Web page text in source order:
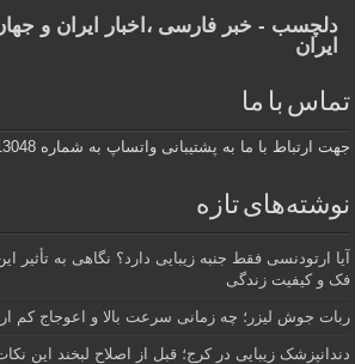
دلچسب - خبر فارسی ،اخبار ایران و جهان
ایران
تماس با ما
جهت ارتباط با ما به پشتیبانی واتساپ به شماره 09056213048 در ارتباط باشید
نوشته‌های تازه
آیا ارتودنسی فقط جنبه زیبایی دارد؟ نگاهی به تأثیر
فک و کیفیت زندگی
ربات جوش لیزر؛ چه زمانی سرعت بالا و اعوجاج کم
دندانپزشک زیبایی در کرج؛ قبل از اصلاح لبخند این